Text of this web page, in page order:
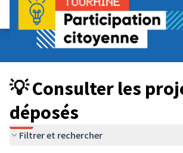
Budget Participatif JEUNESSE 2024
💡 Consulter les projets déposés
💡 Consulter les
déposés
Filtrer et rechercher